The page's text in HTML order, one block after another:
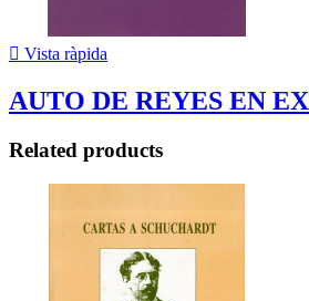
 Vista ràpida
AUTO DE REYES EN
Related products